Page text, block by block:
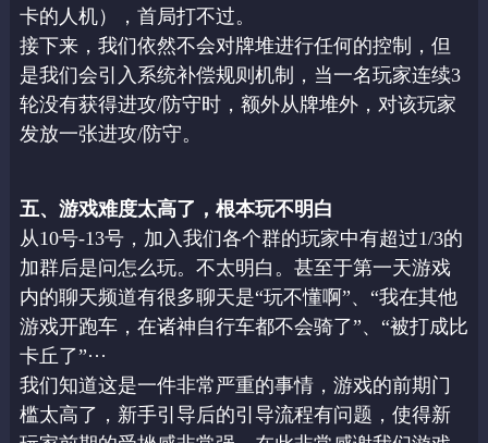
卡的人机），首局打不过。
接下来，我们依然不会对牌堆进行任何的控制，但
是我们会引入系统补偿规则机制，当一名玩家连续3
轮没有获得进攻/防守时，额外从牌堆外，对该玩家
发放一张进攻/防守。
五、游戏难度太高了，根本玩不明白
从10号-13号，加入我们各个群的玩家中有超过1/3的
加群后是问怎么玩。不太明白。甚至于第一天游戏
内的聊天频道有很多聊天是“玩不懂啊”、“我在其他
游戏开跑车，在诸神自行车都不会骑了”、“被打成比
卡丘了”···
我们知道这是一件非常严重的事情，游戏的前期门
槛太高了，新手引导后的引导流程有问题， 使得新